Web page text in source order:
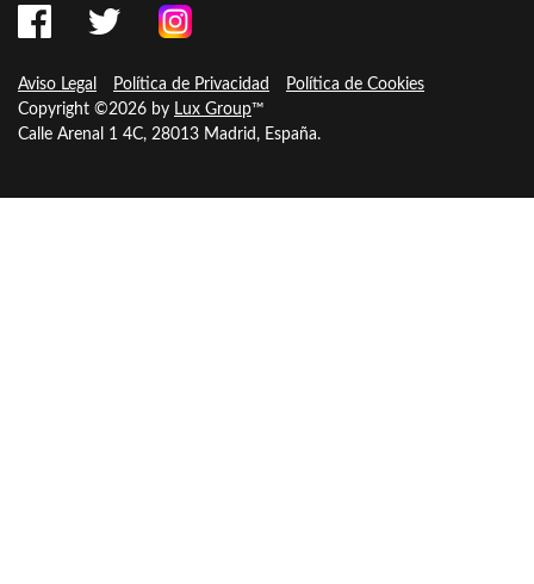
Aviso Legal Política de Privacidad
Política de Cookies
Copyright ©2026 by Lux Group™
Calle Arenal 1 4C, 28013 Madrid, España.